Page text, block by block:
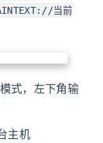
当前
式，左下角输
主机